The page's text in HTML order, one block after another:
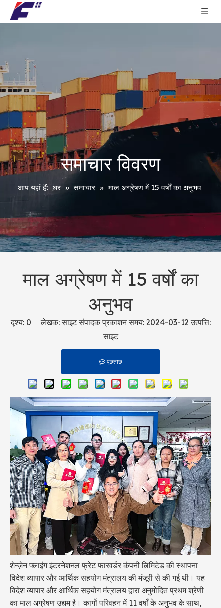
समाचार विवरण
आप यहां हैं: घर » समाचार » माल अग्रेषण में 15 वर्षों का अनुभव
माल अग्रेषण में 15 वर्षों का
अनुभव
दृश्य: 0 लेखक: साइट संपादक प्रकाशन समय: 2024-03-12 उत्पत्ति:
साइट
पूछताछ
शेन्ज़ेन फ्लाइंग इंटरनेशनल फ्रेट फारवर्डर कंपनी लिमिटेड की स्थापना
विदेश व्यापार और आर्थिक सहयोग मंत्रालय की मंजूरी से की गई थी। यह
विदेश व्यापार और आर्थिक सहयोग मंत्रालय द्वारा अनुमोदित प्रथम श्रेणी
का माल अग्रेषण उद्यम है। कार्गो परिवहन में 11 वर्षों के अनुभव के साथ,